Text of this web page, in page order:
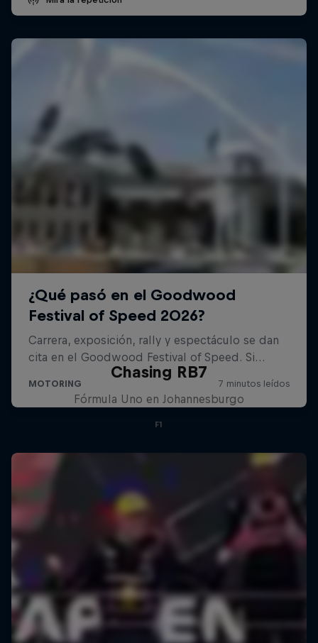
Chasing RB7
Fórmula Uno en Johannesburgo
F1